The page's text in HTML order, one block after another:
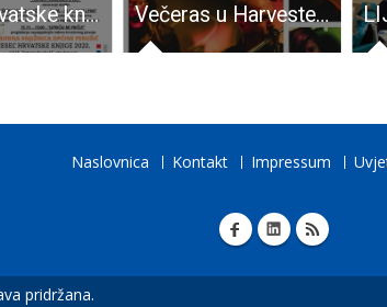
Mjesec hrvatske knjige u Narodnoj knjižnici općine Perušić Večeras u Harvesteru svira Dirty Harry band iz Zadra. Dođite!!!
Naslovnica Kontakt Impressum
pridržana.